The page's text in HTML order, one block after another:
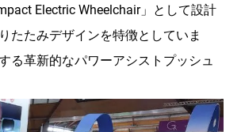
Electric Wheelchair」として設計
たたみデザインを特徴としていま
る革新的なパワーアシストプッシュ